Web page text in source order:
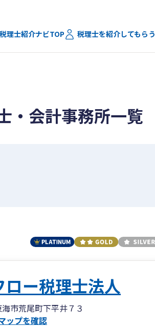
税理士紹介ナビTOP 税理士を紹介してもらう
・会計事務所一覧
ロー税理士法人
市荒尾町下平井７３
ップを確認